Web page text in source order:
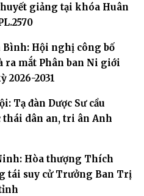
giảng tại khóa Huân
Hội nghị công bố
ra mắt Phân ban Ni giới
2031
Tạ đàn Dược Sư cầu
thái dân an, tri ân Anh
Hòa thượng Thích
tái suy cử Trưởng Ban Trị